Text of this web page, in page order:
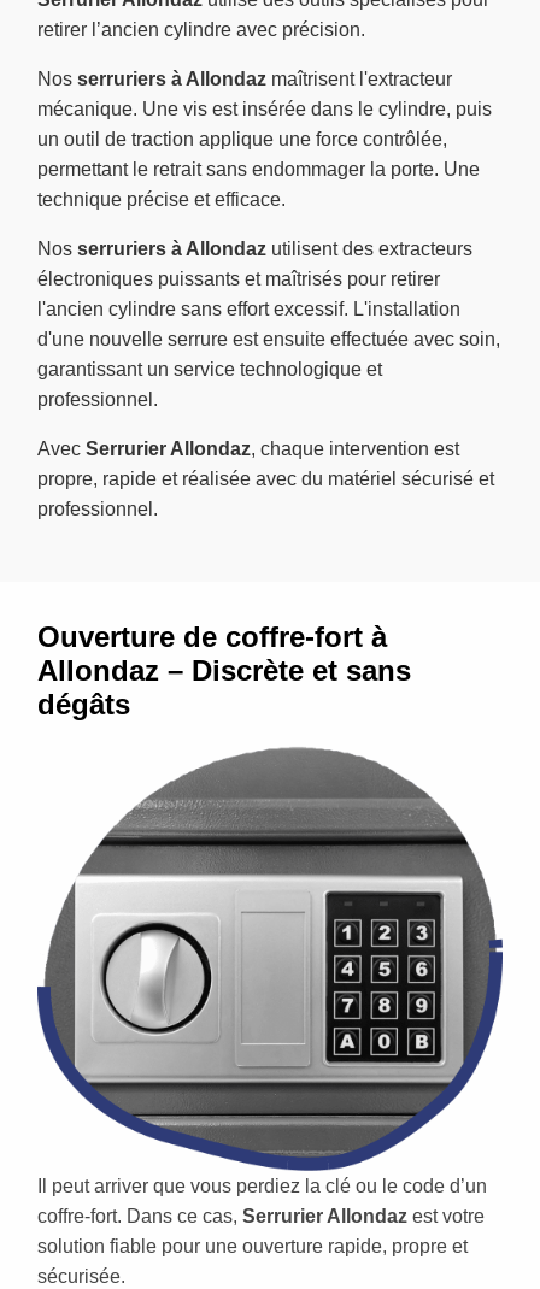
retirer l’ancien cylindre avec précision.
Nos serruriers à Allondaz maîtrisent l'extracteur
mécanique. Une vis est insérée dans le cylindre, puis
un outil de traction applique une force contrôlée,
permettant le retrait sans endommager la porte. Une
technique précise et efficace.
Nos serruriers à Allondaz utilisent des extracteurs
électroniques puissants et maîtrisés pour retirer
l'ancien cylindre sans effort excessif. L'installation
d'une nouvelle serrure est ensuite effectuée avec soin,
garantissant un service technologique et
professionnel.
Avec Serrurier Allondaz, chaque intervention est
propre, rapide et réalisée avec du matériel sécurisé et
professionnel.
Ouverture de coffre-fort à
Allondaz – Discrète et sans
dégâts
Il peut arriver que vous perdiez la clé ou le code d’un
coffre-fort. Dans ce cas, Serrurier Allondaz est votre
solution fiable pour une ouverture rapide, propre et
sécurisée.